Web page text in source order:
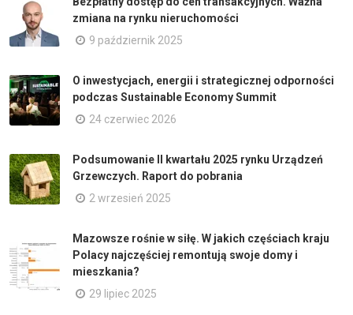
zmiana na rynku nieruchomości
9 październik 2025
O inwestycjach, energii i strategicznej odporności
podczas Sustainable Economy Summit
24 czerwiec 2026
Podsumowanie II kwartału 2025 rynku Urządzeń
Grzewczych. Raport do pobrania
2 wrzesień 2025
Mazowsze rośnie w siłę. W jakich częściach kraju
Polacy najczęściej remontują swoje domy i
mieszkania?
29 lipiec 2025